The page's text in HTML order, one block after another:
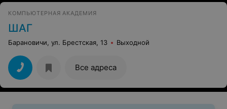
КОМПЬЮТЕРНАЯ АКАДЕМИЯ
ШАГ
Барановичи, ул. Брестская, 13 Выходной
Все адреса